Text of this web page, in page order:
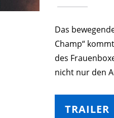
Das
Champ“
des
nicht nur den
TRAILER